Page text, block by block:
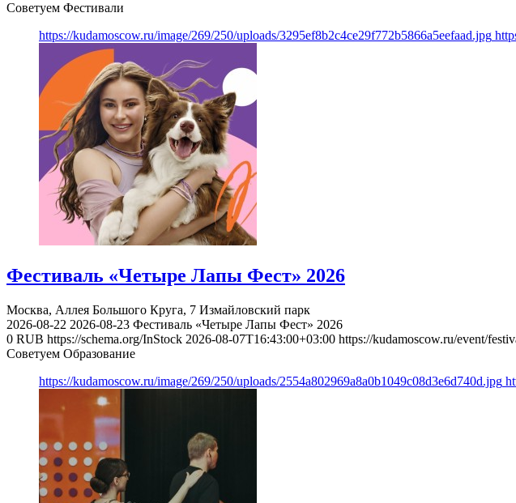
Советуем Фестивали
https://kudamoscow.ru/image/269/250/uploads/3295ef8b2c4ce29f772b5866a5eefaad.jpg
Фестиваль «Четыре Лапы Фест» 2026
Москва, Аллея Большого Круга, 7 Измайловский парк
2026-08-22 2026-08-23 Фестиваль «Четыре Лапы Фест» 2026
0 RUB https://schema.org/InStock 2026-08-07T16:43:00+03:00 https://kudamoscow.ru/event/
Советуем Образование
https://kudamoscow.ru/image/269/250/uploads/2554a802969a8a0b1049c08d3e6d740d.jpg